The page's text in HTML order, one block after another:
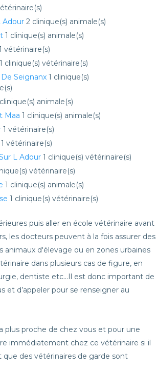
Adour 2 clinique(s) animale(s)
1 clinique(s) animale(s)
vétérinaire(s)
1 clinique(s) vétérinaire(s)
Seignanx 1 clinique(s)
animale(s)
Maa 1 clinique(s) animale(s)
1 vétérinaire(s)
1 vétérinaire(s)
L Adour 1 clinique(s) vétérinaire(s)
vétérinaire(s)
1 clinique(s) animale(s)
1 clinique(s) vétérinaire(s)
puis aller en école vétérinaire avant
les docteurs peuvent à la fois assurer des
animaux d'élevage ou en zones urbaines
dans plusieurs cas de figure, en
dentiste etc...Il est donc important de
et d’appeler pour se renseigner au
plus proche de chez vous et pour une
immédiatement chez ce vétérinaire si il
des vétérinaires de garde sont